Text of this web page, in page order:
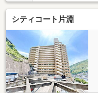
シティコート片淵